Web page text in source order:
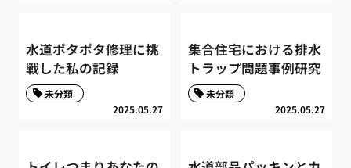
水道ポタポタ修理に挑
戦した私の記録
2025.05.27
未分類
集合住宅における排水
トラップ問題事例研究
2025.05.27
未分類